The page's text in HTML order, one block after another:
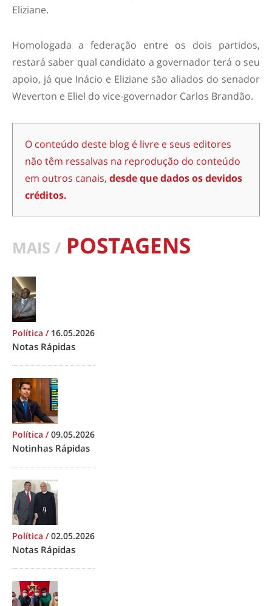
Eliziane.
Homologada a federação entre os dois partidos,
restará saber qual candidato a governador terá o seu
apoio, já que Inácio e Eliziane são aliados do senador
Weverton e Eliel do vice-governador Carlos Brandão.
O conteúdo deste blog é livre e seus editores
não têm ressalvas na reprodução do conteúdo
em outros canais, desde que dados os devidos
créditos.
MAIS / POSTAGENS
Política / 16.05.2026
Notas Rápidas
Política /09.05.2026
Notinhas Rápidas
Política /02.05.2026
Notas Rápidas